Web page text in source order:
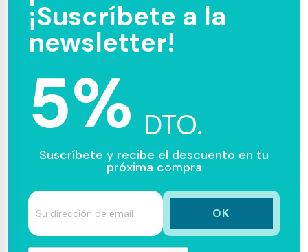
¡Suscríbete a la
newsletter!
5% DTO.
Suscríbete y recibe el descuento en tu
próxima compra